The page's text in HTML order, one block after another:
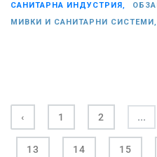
САНИТАРНА ИНДУСТРИЯ,
МИВКИ И САНИТАРНИ СИСТЕМИ,
‹ 1 2 ...
13 14 15